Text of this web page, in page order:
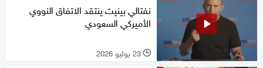
نفتالي بينيت ينتقد الاتفاق النووي
الأميركي السعودي
l 23 يوليو 2026